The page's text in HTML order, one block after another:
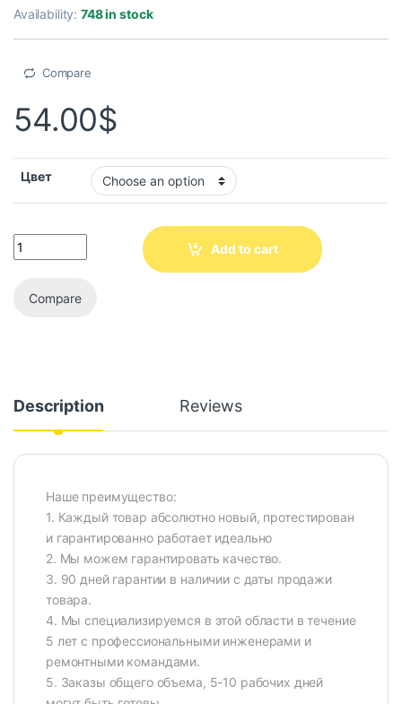
Availability:748 in stock
Compare
54.00$
Цвет
Add to cart
Compare
Description Reviews
Наше преимущество:
1. Каждый товар абсолютно новый, протестирован
и гарантированно работает идеально
2. Мы можем гарантировать качество.
3. 90 дней гарантии в наличии с даты продажи
товара.
4. Мы специализируемся в этой области в течение
5 лет с профессиональными инженерами и
ремонтными командами.
5. Заказы общего объема, 5-10 рабочих дней